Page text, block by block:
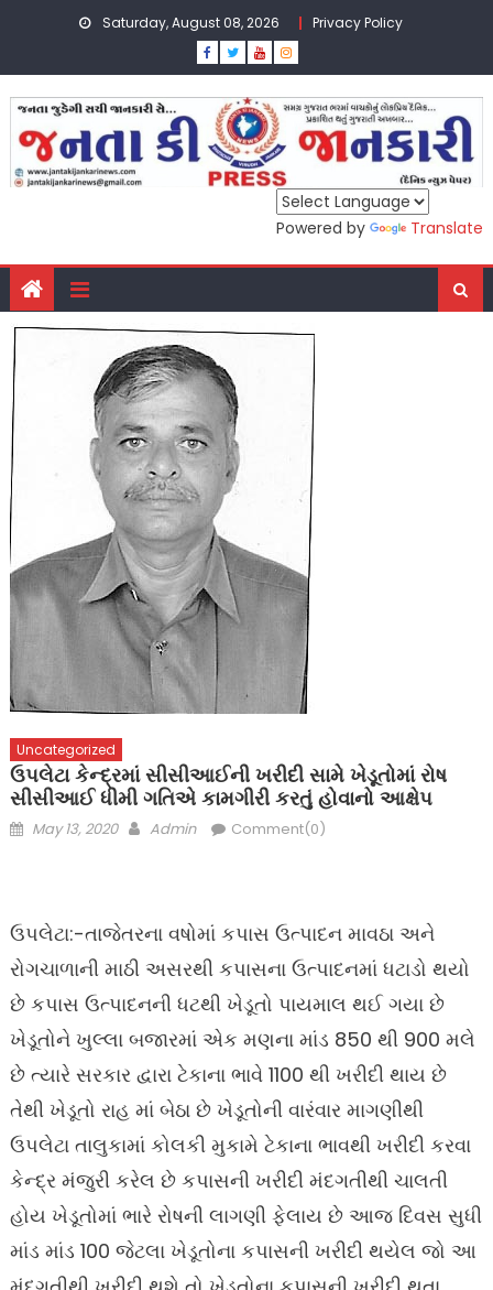
Saturday, August 08, 2026 Privacy Policy
Powered by Translate
Uncategorized
ઉપલેટા કેન્દ્રમાં સીસીઆઈની ખરીદી સામે ખેડૂતોમાં રોષ
સીસીઆઈ ધીમી ગતિએ કામગીરી કરતું હોવાનો આક્ષેપ
Posted
May 13, 2020 Author
Admin Comment(0)
ઉપલેટા:-તાજેતરના વષોમાં કપાસ ઉત્પાદન માવઠા અને
રોગચાળાની માઠી અસરથી કપાસના ઉત્પાદનમાં ધટાડો થયો
છે કપાસ ઉત્પાદનની ધટથી ખેડૂતો પાયમાલ થઈ ગયા છે
ખેડૂતોને ખુલ્લા બજારમાં એક મણના માંડ 850 થી 900 મલે
છે ત્યારે સરકાર દ્વારા ટેકાના ભાવે 1100 થી ખરીદી થાય છે
તેથી ખેડૂતો રાહ માં બેઠા છે ખેડૂતોની વારંવાર માગણીથી
ઉપલેટા તાલુકામાં કોલકી મુકામે ટેકાના ભાવથી ખરીદી કરવા
કેન્દ્ર મંજુરી કરેલ છે કપાસની ખરીદી મંદગતીથી ચાલતી
હોય ખેડૂતોમાં ભારે રોષની લાગણી ફેલાય છે આજ દિવસ સુધી
માંડ માંડ 100 જેટલા ખેડૂતોના કપાસની ખરીદી થયેલ જો આ